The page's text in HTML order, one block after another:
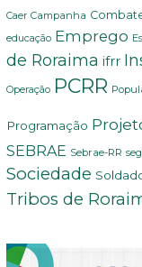
Caer Campanha
educação Emprego
de Roraima ifrr
Operação PCRR
Programação
SEBRAE Sebrae-RR
Sociedade
Tribos de